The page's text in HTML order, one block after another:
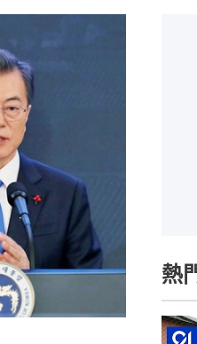
熱